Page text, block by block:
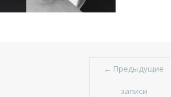
← Предыдущие
записи